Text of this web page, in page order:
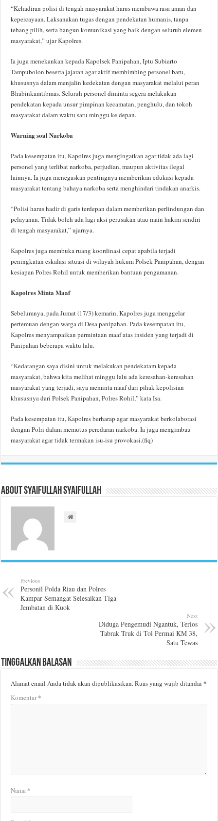
“Kehadiran polisi di tengah masyarakat harus membawa rasa aman dan
kepercayaan. Laksanakan tugas dengan pendekatan humanis, tanpa
tebang pilih, serta bangun komunikasi yang baik dengan seluruh elemen
masyarakat,” ujar Kapolres.
Ia juga menekankan kepada Kapolsek Panipahan, Iptu Subiarto
Tampubolon beserta jajaran agar aktif membimbing personel baru,
khususnya dalam menjalin kedekatan dengan masyarakat melalui peran
Bhabinkamtibmas. Seluruh personel diminta segera melakukan
pendekatan kepada unsur pimpinan kecamatan, penghulu, dan tokoh
masyarakat dalam waktu satu minggu ke depan.
Warning soal Narkoba
Pada kesempatan itu, Kapolres juga mengingatkan agar tidak ada lagi
personel yang terlibat narkoba, perjudian, maupun aktivitas ilegal
lainnya. Ia juga menegaskan pentingnya memberikan edukasi kepada
masyarakat tentang bahaya narkoba serta menghindari tindakan anarkis.
“Polisi harus hadir di garis terdepan dalam memberikan perlindungan dan
pelayanan. Tidak boleh ada lagi aksi perusakan atau main hakim sendiri
di tengah masyarakat,” ujarnya.
Kapolres juga membuka ruang koordinasi cepat apabila terjadi
peningkatan eskalasi situasi di wilayah hukum Polsek Panipahan, dengan
kesiapan Polres Rohil untuk memberikan bantuan pengamanan.
Kapolres Minta Maaf
Sebelumnya, pada Jumat (17/3) kemarin, Kapolres juga menggelar
pertemuan dengan warga di Desa panipahan. Pada kesempatan itu,
Kapolres menyampaikan permintaan maaf atas insiden yang terjadi di
Panipahan beberapa waktu lalu.
“Kedatangan saya disini untuk melakukan pendekatam kepada
masyarakat, bahwa kita melihat minggu lalu ada keresahan-keresahan
masyarakat yang terjadi, saya meminta maaf dari pihak kepolisian
khususnya dari Polsek Panipahan, Polres Rohil,” kata Isa.
Pada kesempatan itu, Kapolres berharap agar masyarakat berkolaborasi
dengan Polri dalam memutus peredaran narkoba. Ia juga mengimbau
masyarakat agar tidak termakan isu-isu provokasi.(fiq)
About Syaifullah Syaifullah
Previous
Personil Polda Riau dan Polres
Kampar Semangat Selesaikan Tiga
Jembatan di Kuok
Next
Diduga Pengemudi Ngantuk, Terios
Tabrak Truk di Tol Permai KM 38,
Satu Tewas
Tinggalkan Balasan
Alamat email Anda tidak akan dipublikasikan.Ruas yang wajib ditandai*
Komentar*
Nama *